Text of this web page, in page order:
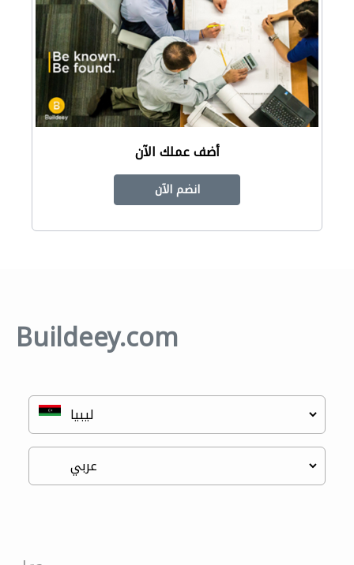
أضف عملك الآن
انضم الآن
Buildeey.com